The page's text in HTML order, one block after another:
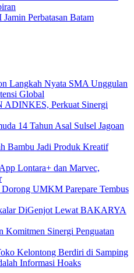
Perbatasan Batam
Langkah Nyata SMA Unggulan
Global
Perkuat Sinergi
14 Tahun Asal Sulsel Jagoan
Bambu Jadi Produk Kreatif
Lontara+ dan Marvec,
UMKM Parepare Tembus
DiGenjot Lewat BAKARYA
Komitmen Sinergi Penguatan
Kelontong Berdiri di Samping
Informasi Hoaks